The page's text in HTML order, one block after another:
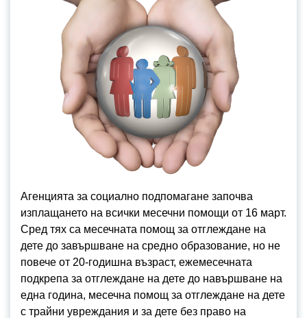
Агенцията за социално подпомагане започва
изплащането на всички месечни помощи от 16 март.
Сред тях са месечната помощ за отглеждане на
дете до завършване на средно образование, но не
повече от 20-годишна възраст, ежемесечната
подкрепа за отглеждане на дете до навършване на
една година, месечна помощ за отглеждане на дете
с трайни увреждания и за дете без право на